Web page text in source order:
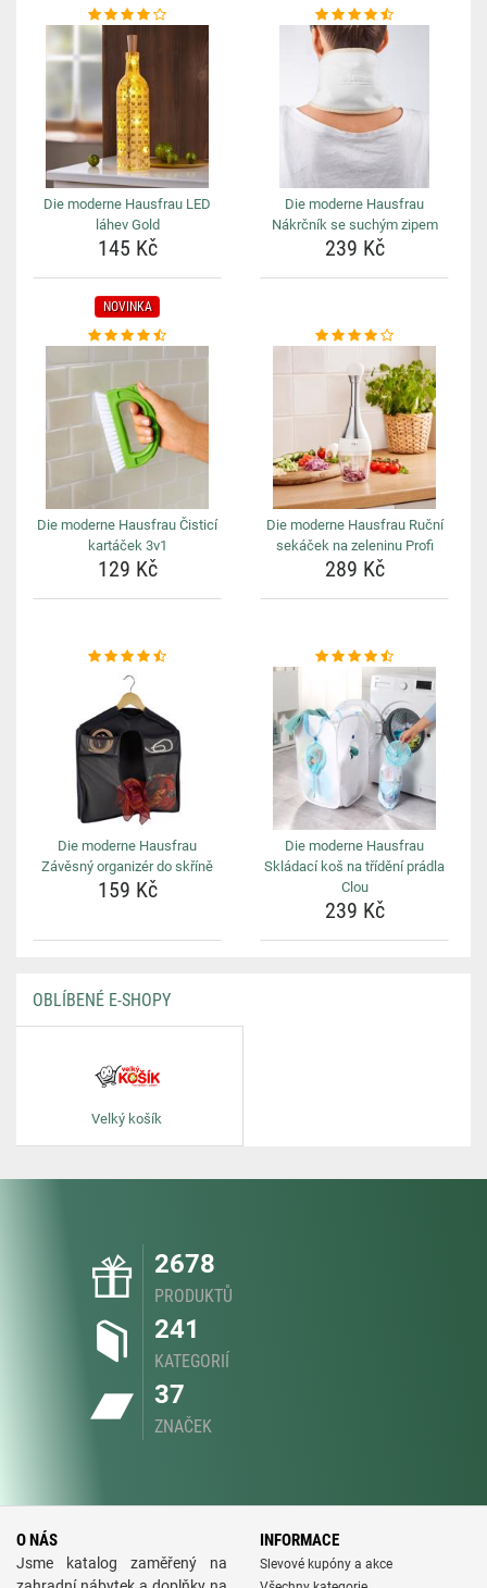
Die moderne Hausfrau LED
láhev Gold
145 Kč
Die moderne Hausfrau
Nákrčník se suchým zipem
239 Kč
NOVINKA
Die moderne Hausfrau Čisticí
kartáček 3v1
129 Kč
Die moderne Hausfrau Ruční
sekáček na zeleninu Profi
289 Kč
Die moderne Hausfrau
Závěsný organizér do skříně
159 Kč
Die moderne Hausfrau
Skládací koš na třídění prádla
Clou
239 Kč
OBLÍBENÉ E-SHOPY
Velký košík
2678
PRODUKTŮ
241
KATEGORIÍ
37
ZNAČEK
O NÁS
Jsme katalog zaměřený na
INFORMACE
Slevové kupóny a akce